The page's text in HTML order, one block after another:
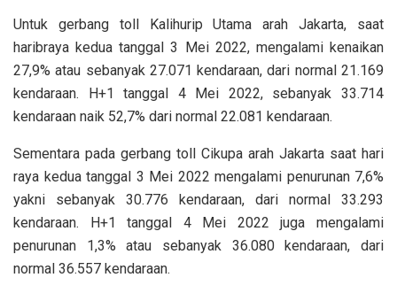
Untuk gerbang toll Kalihurip Utama arah Jakarta, saat
haribraya kedua tanggal 3 Mei 2022, mengalami kenaikan
27,9% atau sebanyak 27.071 kendaraan, dari normal 21.169
kendaraan. H+1 tanggal 4 Mei 2022, sebanyak 33.714
kendaraan naik 52,7% dari normal 22.081 kendaraan.
Sementara pada gerbang toll Cikupa arah Jakarta saat hari
raya kedua tanggal 3 Mei 2022 mengalami penurunan 7,6%
yakni sebanyak 30.776 kendaraan, dari normal 33.293
kendaraan. H+1 tanggal 4 Mei 2022 juga mengalami
penurunan 1,3% atau sebanyak 36.080 kendaraan, dari
normal 36.557 kendaraan.